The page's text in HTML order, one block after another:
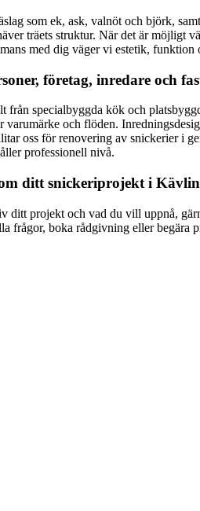
som ek, ask, valnöt och björk,
träets struktur. När det är möjligt
med dig väger vi estetik,
företag, inredare och
från specialbyggda kök och
varumärke och flöden.
oss för renovering av snickerier i
professionell nivå.
ditt snickeriprojekt i
ditt projekt och vad du vill uppnå,
frågor, boka rådgivning eller begära